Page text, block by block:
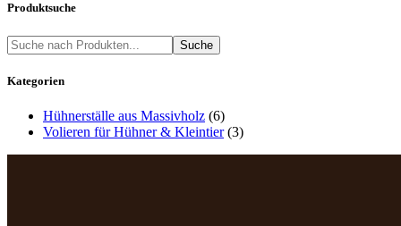
Produktsuche
Suche
Kategorien
Hühnerställe aus Massivholz (6)
Volieren für Hühner & Kleintier (3)